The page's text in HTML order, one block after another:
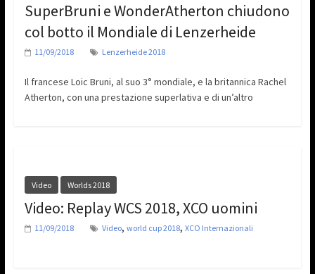
SuperBruni e WonderAtherton chiudono
col botto il Mondiale di Lenzerheide
11/09/2018 Lenzerheide 2018
Il francese Loic Bruni, al suo 3° mondiale, e la britannica Rachel
Atherton, con una prestazione superlativa e di un’altro
Video Worlds 2018
Video: Replay WCS 2018, XCO uomini
11/09/2018 Video, world cup 2018, XCO Internazionali